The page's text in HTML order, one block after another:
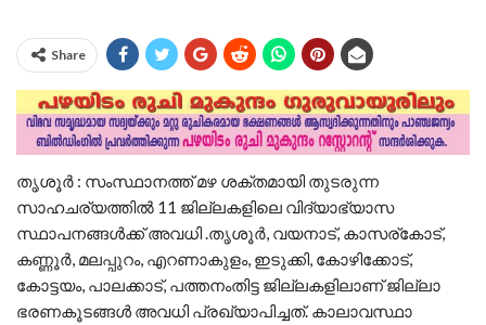
Share
തൃശൂർ : സംസ്ഥാനത്ത് മഴ ശക്തമായി തുടരുന്ന
സാഹചര്യത്തില്‍ 11 ജില്ലകളിലെ വിദ്യാഭ്യാസ
സ്ഥാപനങ്ങള്‍ക്ക് അവധി .തൃശൂര്‍, വയനാട്, കാസര്കോട്,
കണ്ണൂർ, മലപ്പുറം, എറണാകുളം, ഇടുക്കി, കോഴിക്കോട്,
കോട്ടയം, പാലക്കാട്, പത്തനംതിട്ട ജില്ലകളിലാണ് ജില്ലാ
ഭരണകൂടങ്ങൾ അവധി പ്രഖ്യാപിച്ചത്. കാലാവസ്ഥാ